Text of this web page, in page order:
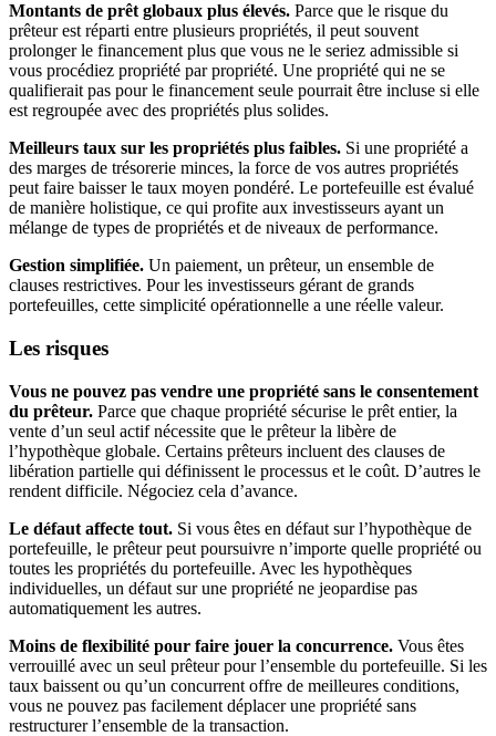
Montants de prêt globaux plus élevés. Parce que le risque du
prêteur est réparti entre plusieurs propriétés, il peut souvent
prolonger le financement plus que vous ne le seriez admissible si
vous procédiez propriété par propriété. Une propriété qui ne se
qualifierait pas pour le financement seule pourrait être incluse si elle
est regroupée avec des propriétés plus solides.
Meilleurs taux sur les propriétés plus faibles. Si une propriété a
des marges de trésorerie minces, la force de vos autres propriétés
peut faire baisser le taux moyen pondéré. Le portefeuille est évalué
de manière holistique, ce qui profite aux investisseurs ayant un
mélange de types de propriétés et de niveaux de performance.
Gestion simplifiée. Un paiement, un prêteur, un ensemble de
clauses restrictives. Pour les investisseurs gérant de grands
portefeuilles, cette simplicité opérationnelle a une réelle valeur.
Les risques
Vous ne pouvez pas vendre une propriété sans le consentement
du prêteur. Parce que chaque propriété sécurise le prêt entier, la
vente d’un seul actif nécessite que le prêteur la libère de
l’hypothèque globale. Certains prêteurs incluent des clauses de
libération partielle qui définissent le processus et le coût. D’autres le
rendent difficile. Négociez cela d’avance.
Le défaut affecte tout. Si vous êtes en défaut sur l’hypothèque de
portefeuille, le prêteur peut poursuivre n’importe quelle propriété ou
toutes les propriétés du portefeuille. Avec les hypothèques
individuelles, un défaut sur une propriété ne jeopardise pas
automatiquement les autres.
Moins de flexibilité pour faire jouer la concurrence. Vous êtes
verrouillé avec un seul prêteur pour l’ensemble du portefeuille. Si les
taux baissent ou qu’un concurrent offre de meilleures conditions,
vous ne pouvez pas facilement déplacer une propriété sans
restructurer l’ensemble de la transaction.